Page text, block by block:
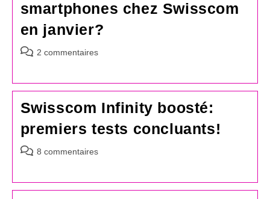
smartphones chez Swisscom
en janvier?
Commentaires
publication :
2 commentaires
Swisscom Infinity boosté:
premiers tests concluants!
Commentaires
publication :
8 commentaires